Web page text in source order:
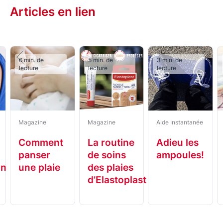
Articles en lien
Magazine
Comment
panser
une plaie
6 min. de
lecture
Magazine
La routine
de soins
des plaies
d’Elastoplast
5 min. de
lecture
Aide Instantanée
Adieu les
ampoules!
3 min. de
lecture